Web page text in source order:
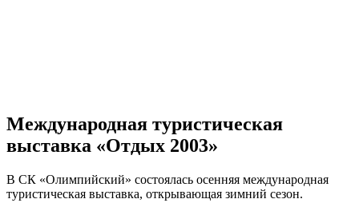
Международная туристическая
выставка «Отдых 2003»
В СК «Олимпийский» состоялась осенняя международная
туристическая выставка, открывающая зимний сезон.